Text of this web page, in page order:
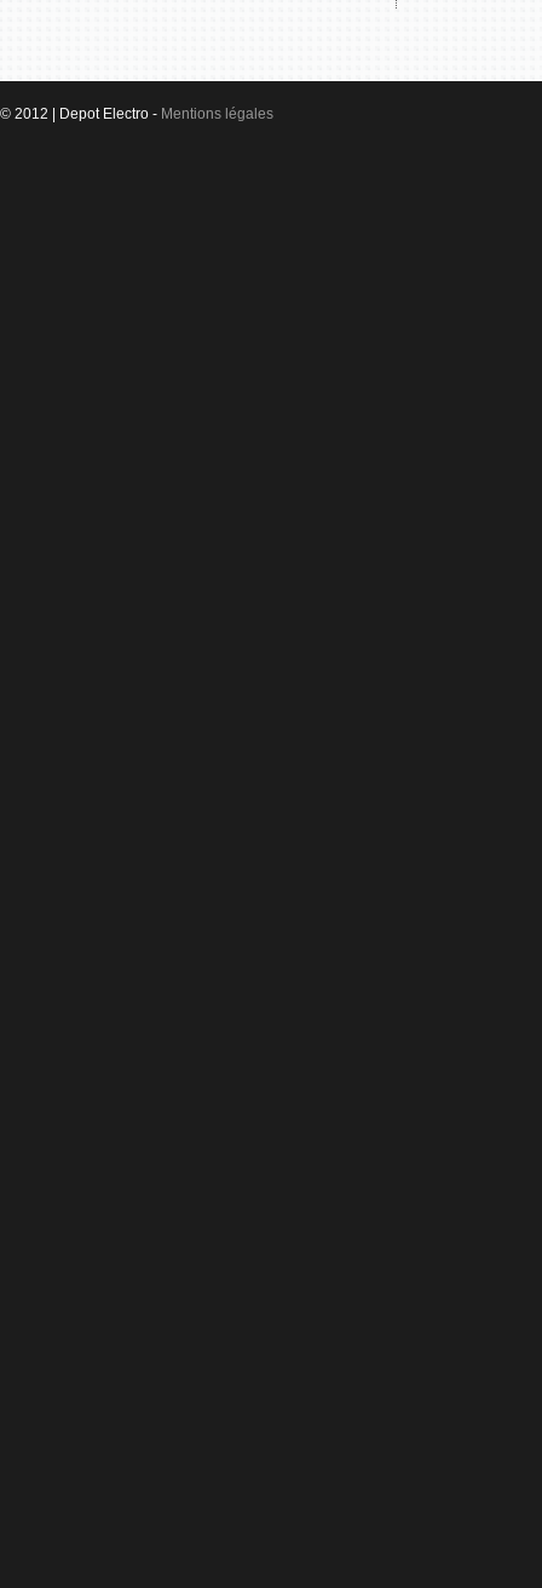
© 2012 | Depot Electro - Mentions légales